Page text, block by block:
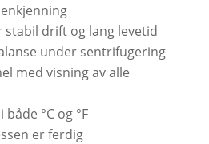
stabil drift og lang levetid
under sentrifugering
med visning av alle
°C og °F
er ferdig